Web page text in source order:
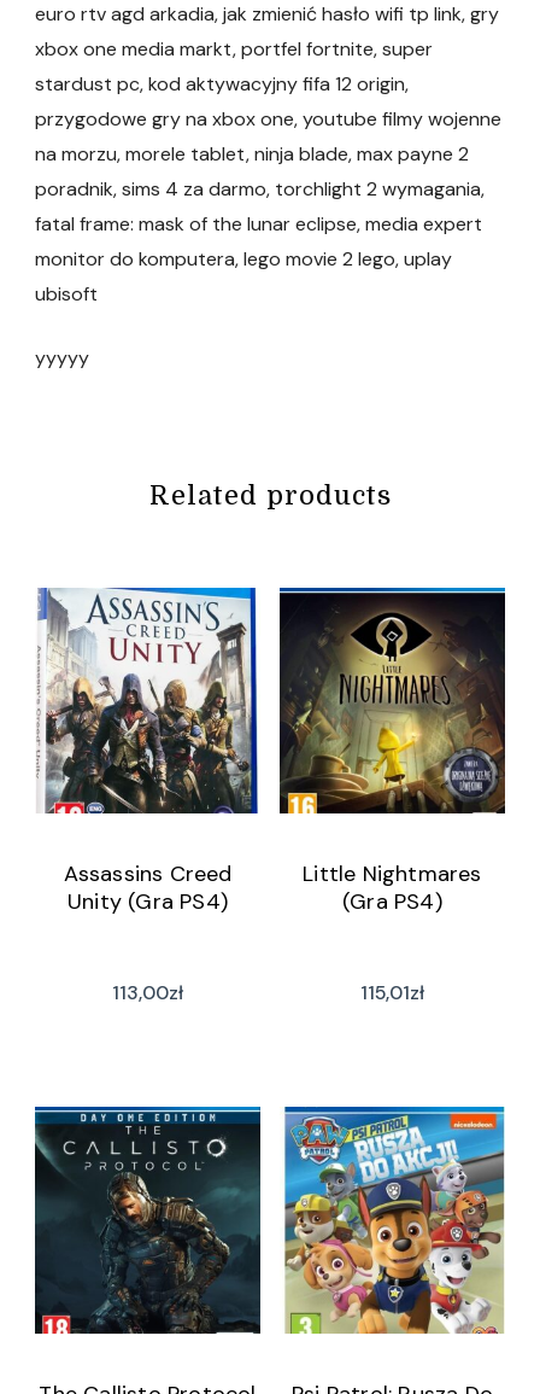
euro rtv agd arkadia, jak zmienić hasło wifi tp link, gry
xbox one media markt, portfel fortnite, super
stardust pc, kod aktywacyjny fifa 12 origin,
przygodowe gry na xbox one, youtube filmy wojenne
na morzu, morele tablet, ninja blade, max payne 2
poradnik, sims 4 za darmo, torchlight 2 wymagania,
fatal frame: mask of the lunar eclipse, media expert
monitor do komputera, lego movie 2 lego, uplay
ubisoft
yyyyy
Related products
Assassins Creed
Unity (Gra PS4)
113,00zł
Little Nightmares
(Gra PS4)
115,01zł